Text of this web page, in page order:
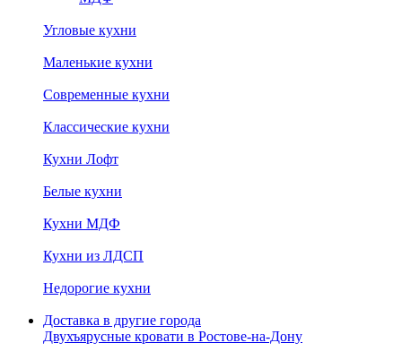
Угловые кухни
Маленькие кухни
Современные кухни
Классические кухни
Кухни Лофт
Белые кухни
Кухни МДФ
Кухни из ЛДСП
Недорогие кухни
Доставка в другие города
Двухъярусные кровати в Ростове-на-Дону